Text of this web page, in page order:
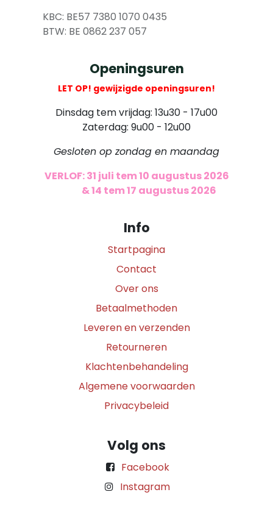
KBC: BE57 7380 1070 0435
​ BTW: BE 0862 237 057
Openingsuren
LET OP! gewijzigde openingsuren!
Dinsdag tem vrijdag: 13u30 - 17u00
Zaterdag: 9u00 - 12u00
Gesloten op zondag en maandag
VERLOF: 31 juli tem 10 augustus 2026
& 14 tem 17 augustus 2026
Info
Startpagina
Contact
Over ons
Betaalmethoden
Leveren en verzenden
Retourneren
Klachtenbehandeling
Algemene voorwaarden
Privacybeleid
Volg ons
Facebook
Instagram